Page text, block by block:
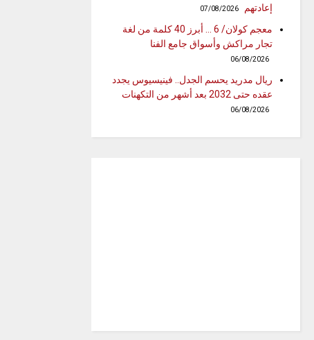
إعادتهم
07/08/2026
معجم كولان/ 6 … أبرز 40 كلمة من لغة
تجار مراكش وأسواق جامع الفنا
06/08/2026
ريال مدريد يحسم الجدل.. فينيسيوس يجدد
عقده حتى 2032 بعد أشهر من التكهنات
06/08/2026